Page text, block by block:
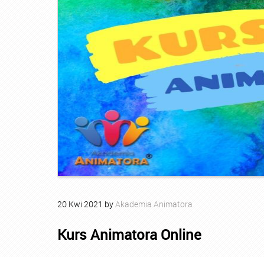
20 Kwi 2021 byAkademia Animatora
Kurs Animatora Online